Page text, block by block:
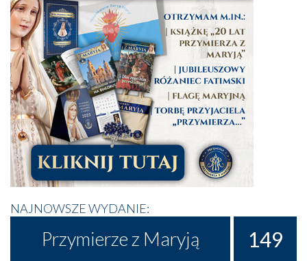
NAJNOWSZE WYDANIE:
Przymierze z Maryją 149